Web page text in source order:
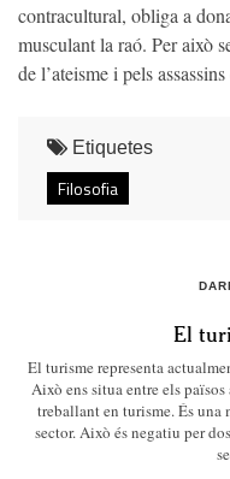
contracultural, obliga a
musculant la raó. Per això
de l’ateisme i pels
Etiquetes
Filosofia
El
El turisme representa
Això ens situa entre els
treballant en turisme. És una
sector. Això és negatiu per